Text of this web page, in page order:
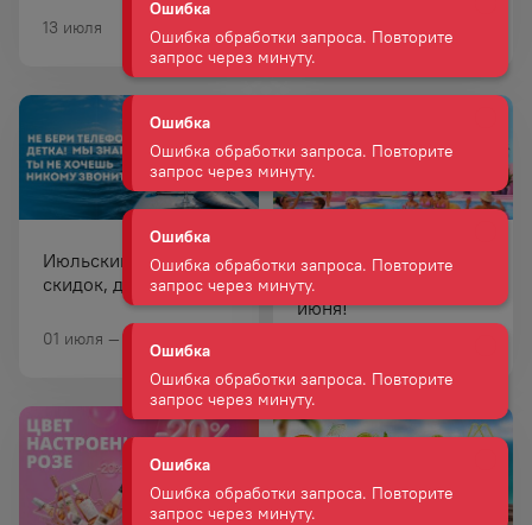
13 июля
Июльский каталог
скидок, детка!
01 июля — 02 августа
Ограничения на
продажу алкоголя 27
июня!
Ошибка
Ошибка обработки запроса. Повторите
запрос через минуту.
Ошибка
Ошибка обработки запроса. Повторите
запрос через минуту.
Ошибка
Ошибка обработки запроса. Повторите
запрос через минуту.
Ошибка
Ошибка обработки запроса. Повторите
запрос через минуту.
Ошибка